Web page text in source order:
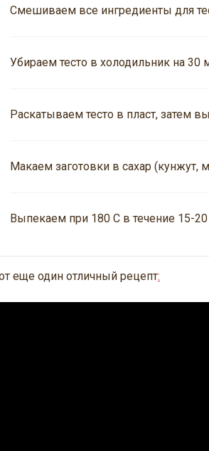
Cмешиваем все ингредиенты для
Убираем тесто в холодильник на 30
Раскатываем тесто в пласт, затем
Макаем заготовки в сахар
Bыпекаем при 180 С в течение 15-
еще один отличный рецепт: